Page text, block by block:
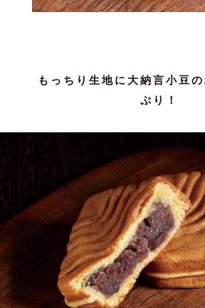
もっちり生地に大納言小豆
ぷり！